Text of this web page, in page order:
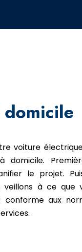
voiture
le projet.
veillons à ce
aux